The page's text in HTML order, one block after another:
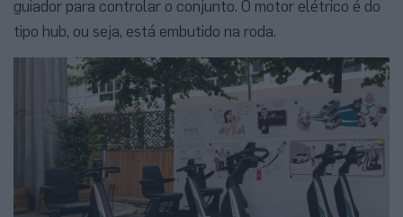
guiador para controlar o conjunto. O motor elétrico é do
tipo hub, ou seja, está embutido na roda.